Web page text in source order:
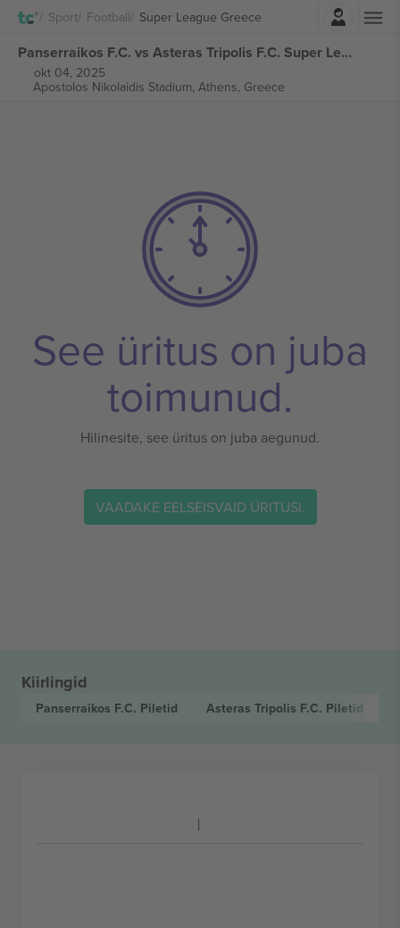
Sport Football Super League Greece
Logi sisse
Panserraikos F.C. vs Asteras Tripolis F.C. Super League Greece piletid
okt 04, 2025
Apostolos Nikolaidis Stadium, Athens, Greece
See üritus on juba
toimunud.
Hilinesite, see üritus on juba aegunud.
VAADAKE EELSEISVAID ÜRITUSI.
Kiirlingid
Panserraikos F.C. Piletid Asteras Tripolis F.C. Piletid